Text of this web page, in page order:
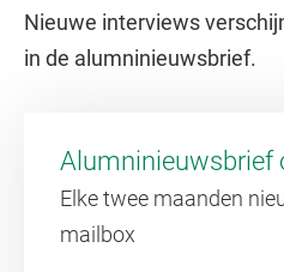
Nieuwe interviews
in de alumninieuwsbrief.
Alumninieuwsbrief
Elke twee maanden
mailbox